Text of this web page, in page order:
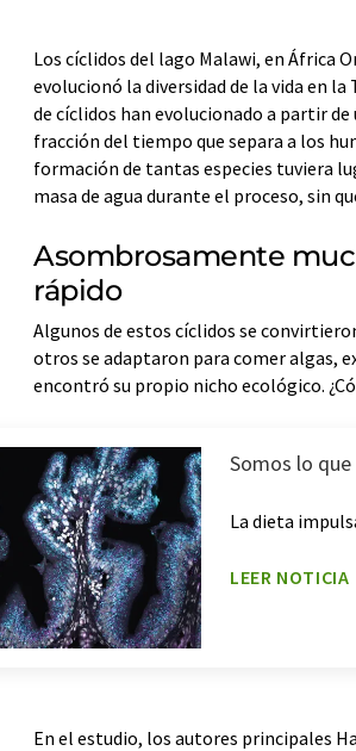
Los cíclidos del lago Malawi, en África
evolucionó la diversidad de la vida en
de cíclidos han evolucionado a partir
fracción del tiempo que separa a los
formación de tantas especies tuviera
masa de agua durante el proceso, sin
Asombrosamente
rápido
Algunos de estos cíclidos se
otros se adaptaron para comer algas,
encontró su propio nicho ecológico.
Somos lo
La dieta
LEER NOTICIA
En el estudio, los autores principales